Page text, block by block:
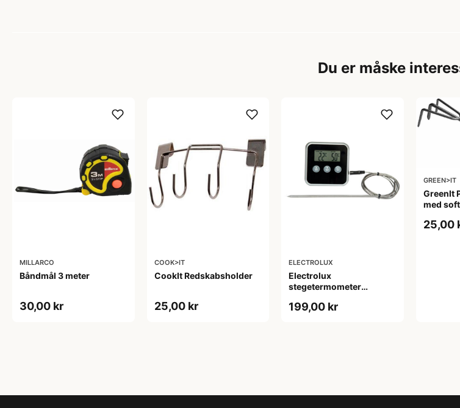
Du er måske
MILLARCO
Båndmål 3 meter
30,00 kr
COOK>IT
CookIt Redskabsholder
25,00 kr
ELECTROLUX
Electrolux
stegetermometer
199,00 kr
GREEN>IT
GreenIt
med
25,00